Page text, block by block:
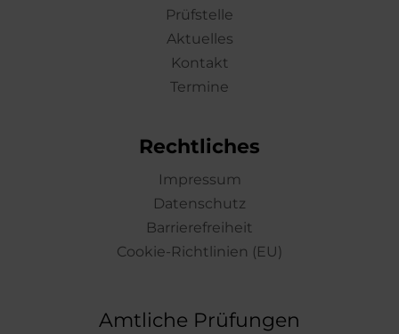
Prüfstelle
Aktuelles
Kontakt
Termine
Rechtliches
Impressum
Datenschutz
Barrierefreiheit
Cookie-Richtlinien (EU)
Amtliche Prüfungen